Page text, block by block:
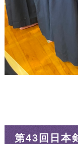
第43回日本